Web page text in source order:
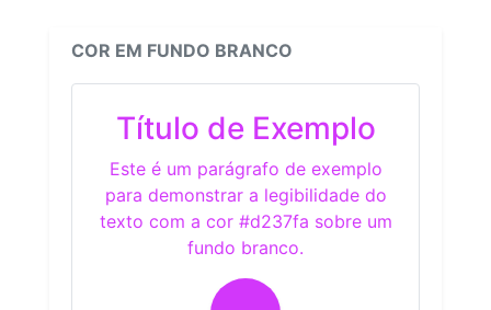
COR EM FUNDO BRANCO
Título de Exemplo
Este é um parágrafo de exemplo
para demonstrar a legibilidade do
texto com a cor #d237fa sobre um
fundo branco.